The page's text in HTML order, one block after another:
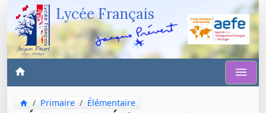
Lycée Français
Primaire Élémentaire